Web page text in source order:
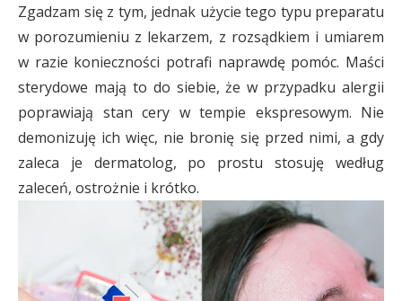
Zgadzam się z tym, jednak użycie tego typu preparatu
w porozumieniu z lekarzem, z rozsądkiem i umiarem
w razie konieczności potrafi naprawdę pomóc. Maści
sterydowe mają to do siebie, że w przypadku alergii
poprawiają stan cery w tempie ekspresowym. Nie
demonizuję ich więc, nie bronię się przed nimi, a gdy
zaleca je dermatolog, po prostu stosuję według
zaleceń, ostrożnie i krótko.